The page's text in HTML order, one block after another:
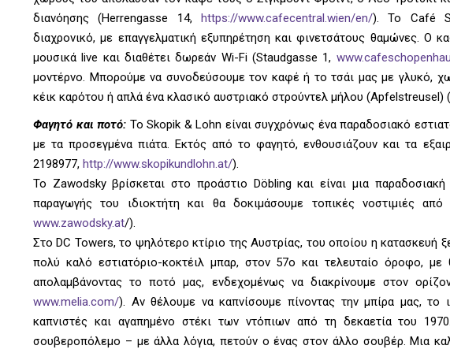
διανόησης (Herrengasse 14,https://www.cafecentral.wien/en/). Το Café
διαχρονικό, με επαγγελματική εξυπηρέτηση και φινετσάτους θαμώνες. Ο
μουσικά live και διαθέτει δωρεάν Wi-Fi (Staudgasse 1,
μοντέρνο. Μπορούμε να συνοδεύσουμε τον καφέ ή το τσάι μας με γλυκό,
κέικ καρότου ή απλά ένα κλασικό αυστριακό στρούντελ μήλου
Φαγητό και ποτό: Το Skopik & Lohn είναι συγχρόνως ένα παραδοσιακό
με τα προσεγμένα πιάτα. Εκτός από το φαγητό, ενθουσιάζουν και τα
2198977, http://www.skopikundlohn.at/).
Το Zawodsky βρίσκεται στο προάστιο Döbling και είναι μια
παραγωγής του ιδιοκτήτη και θα δοκιμάσουμε τοπικές νοστιμιές
www.zawodsky.at/).
Στο DC Towers, το ψηλότερο κτίριο της Αυστρίας, του οποίου η κατασκευή
πολύ καλό εστιατόριο-κοκτέιλ μπαρ, στον 57ο και τελευταίο όροφο,
απολαμβάνοντας το ποτό μας, ενδεχομένως να διακρίνουμε στον
www.melia.com/). Αν θέλουμε να καπνίσουμε πίνοντας την μπίρα μας,
καπνιστές και αγαπημένο στέκι των ντόπιων από τη δεκαετία του
σουβεροπόλεμο – με άλλα λόγια, πετούν ο ένας στον άλλο σουβέρ. Μια καλή